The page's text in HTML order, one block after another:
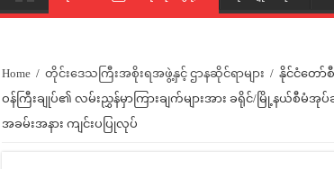
Home / တိုင်းဒေသကြီးအစိုးရအဖွဲ့နှင့် ဌာနဆိုင်ရာများ / နိုင်ငံတော်
ဝန်ကြီးချုပ်၏ လမ်းညွှန်မှာကြားချက်များအား ခရိုင်/မြို့နယ်စီမံအုပ်
အခမ်းအနား ကျင်းပပြုလုပ်